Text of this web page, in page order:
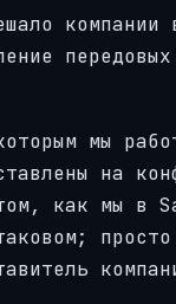
мы
на
как мы в